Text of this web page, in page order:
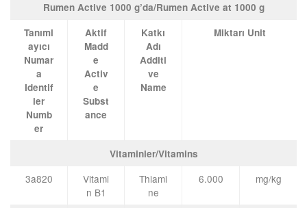
Rumen Active 1000 g’da/Rumen Active at 1000 g
Tanıml
ayıcı
Numar
a
Identif
ier
Numb
er
Aktif
Madd
e
Activ
e
Subst
ance
Katkı
Adı
Additi
ve
Name
Miktarı Unit
Vitaminler/Vitamins
3a820
Vitami
n B1
Thiami
ne
6.000 mg/kg